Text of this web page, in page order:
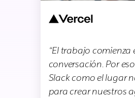
“El trabajo comienza
conversación. Por
Slack como el lugar
para crear nuestros